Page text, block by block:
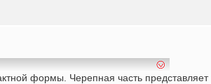
формы. Черепная часть представляет